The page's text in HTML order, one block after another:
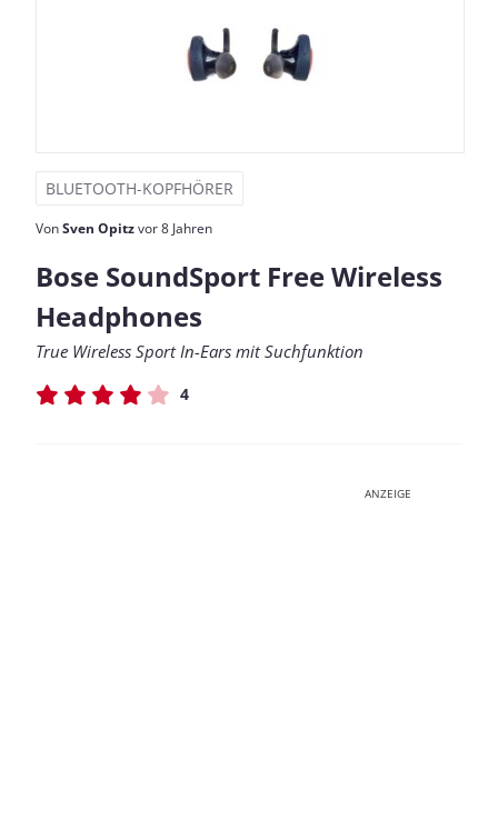
BLUETOOTH-KOPFHÖRER
VonSven Opitzvor 8 Jahren
Bose SoundSport Free Wireless
Headphones
True Wireless Sport In-Ears mit Suchfunktion
4
ANZEIGE